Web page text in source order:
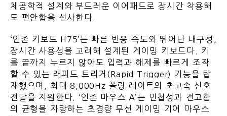
체공학적 설계와 부드러운 이어패드로 장시간 착용해
도 편안함을 선사한다.
‘인존 키보드 H75’는 빠른 반응 속도와 뛰어난 내구성,
장시간 사용성을 고려해 설계된 게이밍 키보드다. 키
를 끝까지 누르지 않아도 입력과 해제를 빠르게 조작
할 수 있는 래피드 트리거(Rapid Trigger) 기능을 탑
재했으며, 최대 8,000Hz 폴링 레이트의 초고속 신호
전달을 지원한다. ‘인존 마우스 A’는 민첩성과 견고함
의 균형을 자랑하는 초경량 무선 게이밍 기어 마우스